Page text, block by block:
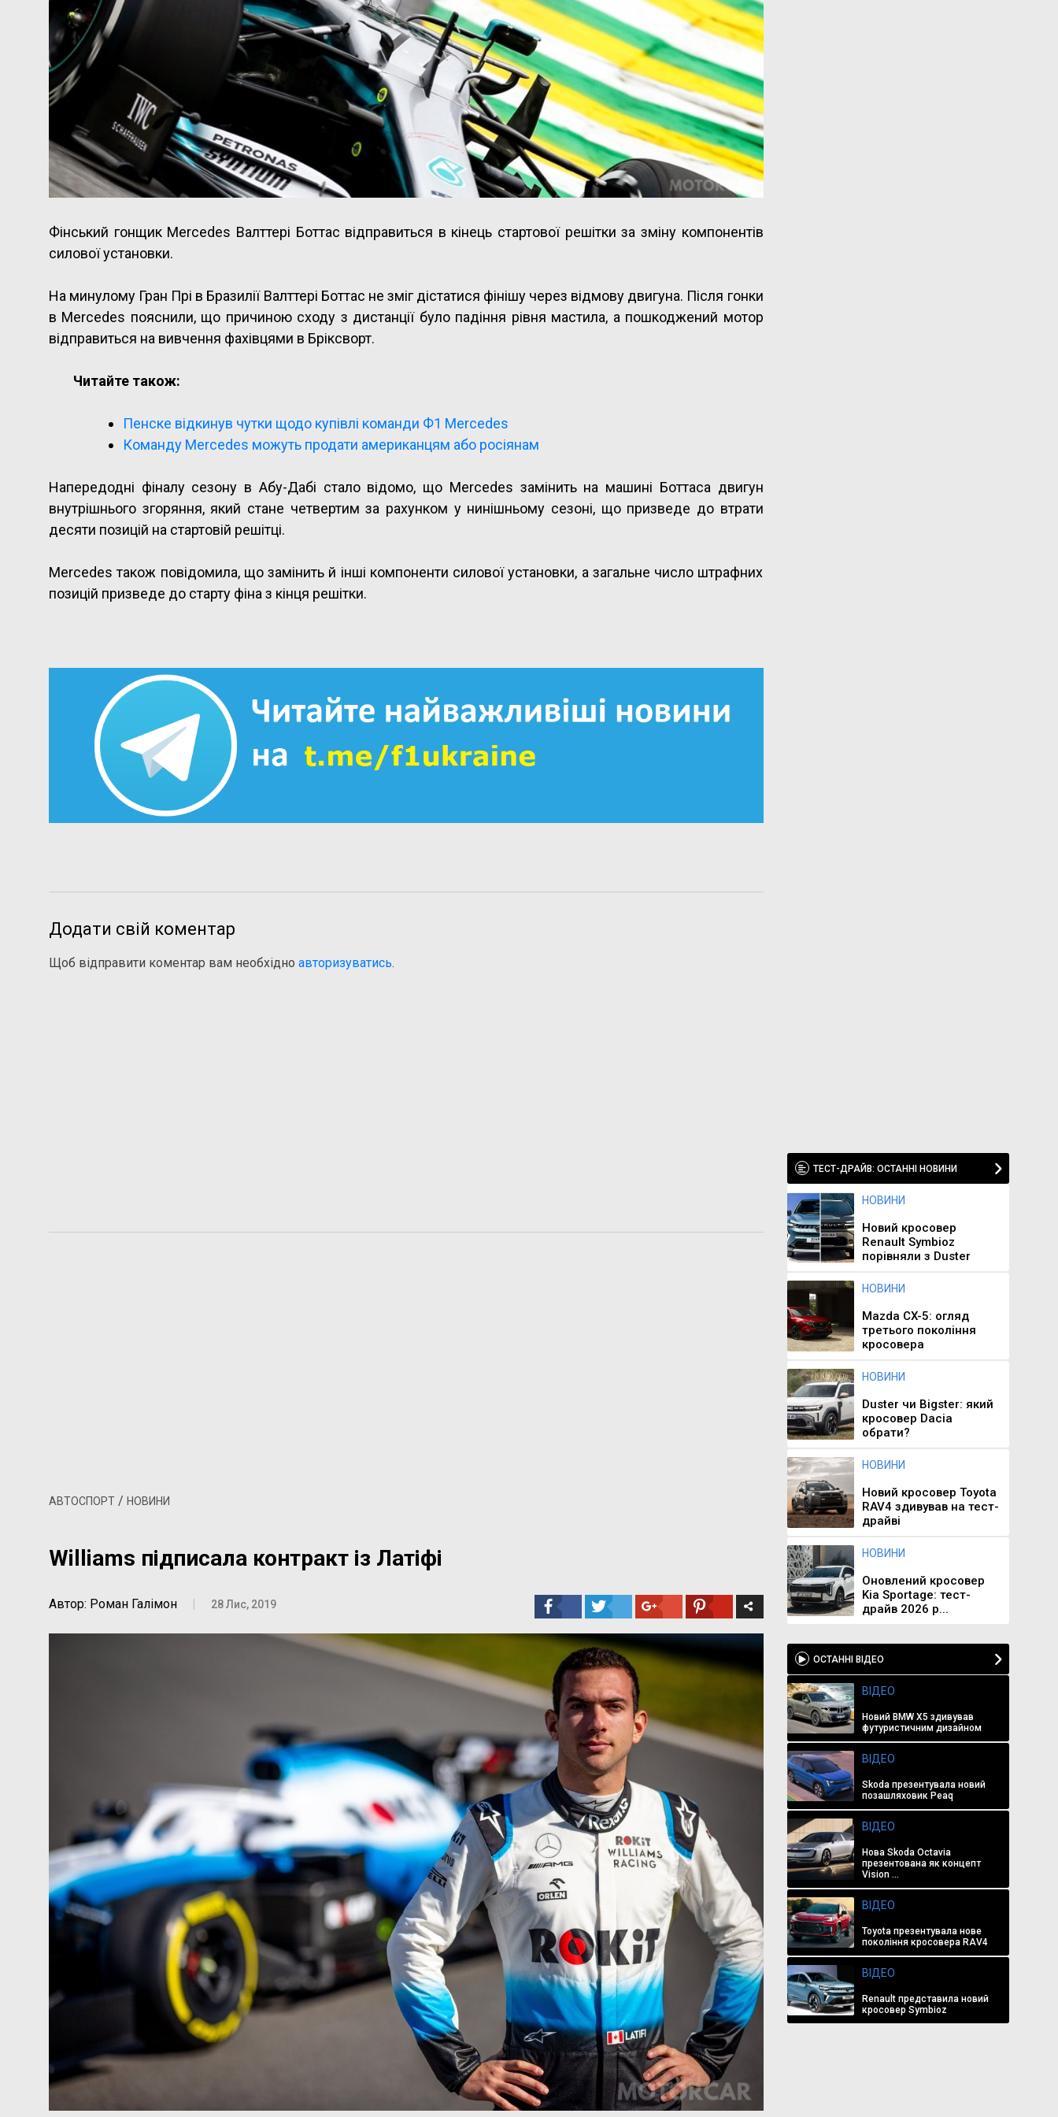
Фінський гонщик Mercedes Валттері Боттас відправиться в кінець стартової решітки за зміну компонентів
силової установки.
На минулому Гран Прі в Бразилії Валттері Боттас не зміг дістатися фінішу через відмову двигуна. Після гонки
в Mercedes пояснили, що причиною сходу з дистанції було падіння рівня мастила, а пошкоджений мотор
відправиться на вивчення фахівцями в Бріксворт.
Читайте також:
Пенске відкинув чутки щодо купівлі команди Ф1 Mercedes
Команду Mercedes можуть продати американцям або росіянам
Напередодні фіналу сезону в Абу-Дабі стало відомо, що Mercedes замінить на машині Боттаса двигун
внутрішнього згоряння, який стане четвертим за рахунком у нинішньому сезоні, що призведе до втрати
десяти позицій на стартовій решітці.
Mercedes також повідомила, що замінить й інші компоненти силової установки, а загальне число штрафних
позицій призведе до старту фіна з кінця решітки.
Додати свій коментар
Щоб відправити коментар вам необхідно авторизуватись.
АВТОСПОРТ / НОВИНИ
Williams підписала контракт із Латіфі
Автор: Роман Галімон | 28 Лис, 2019
ТЕСТ-ДРАЙВ: ОСТАННІ НОВИНИ
НОВИНИ
Новий кросовер
Renault Symbioz
порівняли з Duster
НОВИНИ
Mazda CX-5: огляд
третього покоління
кросовера
НОВИНИ
Duster чи Bigster: який
кросовер Dacia
обрати?
НОВИНИ
Новий кросовер Toyota
RAV4 здивував на тест-
драйві
НОВИНИ
Оновлений кросовер
Kia Sportage: тест-
драйв 2026 р...
ОСТАННІ ВІДЕО
ВІДЕО
Новий BMW X5 здивував
футуристичним дизайном
ВІДЕО
Skoda презентувала новий
позашляховик Peaq
ВІДЕО
Нова Skoda Octavia
презентована як концепт
Vision ...
ВІДЕО
Toyota презентувала нове
покоління кросовера RAV4
ВІДЕО
Renault представила новий
кросовер Symbioz